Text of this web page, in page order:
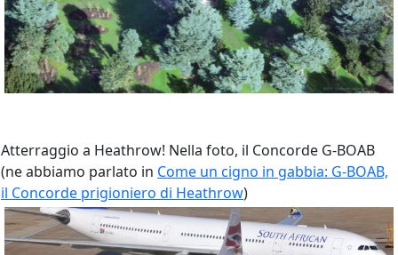
Atterraggio a Heathrow! Nella foto, il Concorde G-BOAB
(ne abbiamo parlato in Come un cigno in gabbia: G-BOAB,
il Concorde prigioniero di Heathrow)